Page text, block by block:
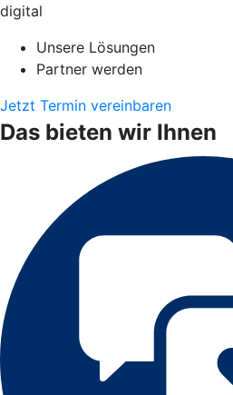
digital
Unsere Lösungen
Partner werden
Jetzt Termin vereinbaren
Das bieten wir Ihnen